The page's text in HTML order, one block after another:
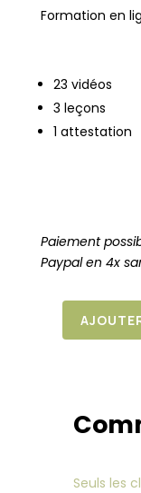
Formation en
23 vidéos
3 leçons
1 attestation
Paiement
Paypal en 4x
quantité
Seuls les